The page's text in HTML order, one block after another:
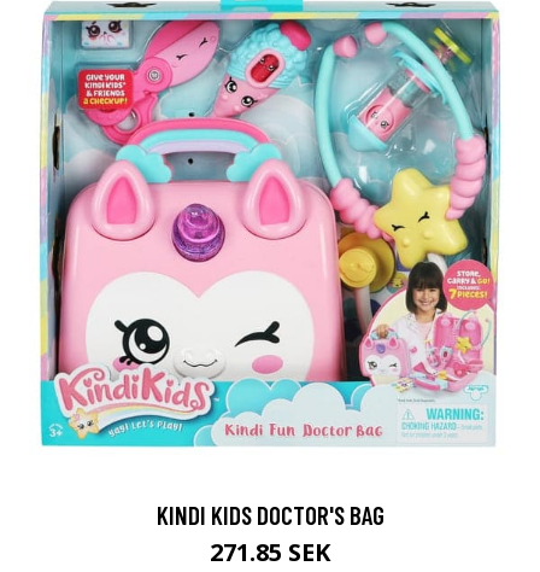
KINDI KIDS DOCTOR'S BAG
271.85 SEK